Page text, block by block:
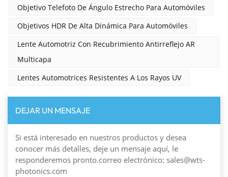
Objetivo Telefoto De Ángulo Estrecho Para Automóviles
Objetivos HDR De Alta Dinámica Para Automóviles
Lente Automotriz Con Recubrimiento Antirreflejo AR
Multicapa
Lentes Automotrices Resistentes A Los Rayos UV
DEJAR UN MENSAJE
Si está interesado en nuestros productos y desea
conocer más detalles, deje un mensaje aquí, le
responderemos pronto.correo electrónico: sales@wts-
photonics.com